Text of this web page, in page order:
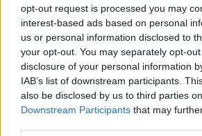
opt-out request is processed you may
interest-based ads based on personal
us or personal information disclosed to
your opt-out. You may separately opt-
disclosure of your personal information
IAB’s list of downstream participants.
also be disclosed by us to third parties
Downstream Participants that may
έγινε και προχωράμε»
Εθνική
με 74-